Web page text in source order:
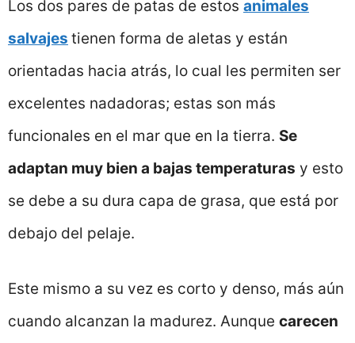
Los dos pares de patas de estos animales
salvajes tienen forma de aletas y están
orientadas hacia atrás, lo cual les permiten ser
excelentes nadadoras; estas son más
funcionales en el mar que en la tierra. Se
adaptan muy bien a bajas temperaturas y esto
se debe a su dura capa de grasa, que está por
debajo del pelaje.
Este mismo a su vez es corto y denso, más aún
cuando alcanzan la madurez. Aunque carecen